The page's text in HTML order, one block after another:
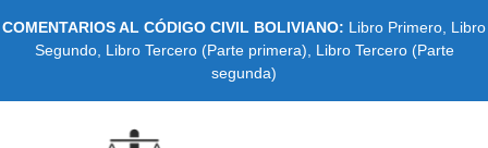
COMENTARIOS AL CÓDIGO CIVIL BOLIVIANO: Libro Primero Libro
Segundo, Libro Tercero (Parte primera)
Libro Tercero (Parte
segunda)